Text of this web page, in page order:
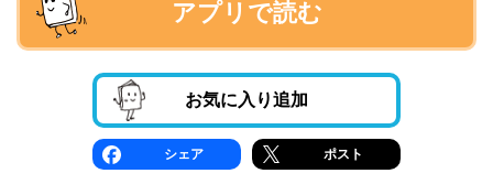
アプリで読む
お気に入り追加
シェア ポスト